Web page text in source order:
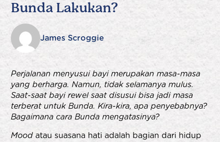
Bunda Lakukan?
James Scroggie
Perjalanan menyusui bayi merupakan masa-masa
yang berharga. Namun, tidak selamanya mulus.
Saat-saat bayi rewel saat disusui bisa jadi masa
terberat untuk Bunda. Kira-kira, apa penyebabnya?
Bagaimana cara Bunda mengatasinya?
Mood atau suasana hati adalah bagian dari hidup